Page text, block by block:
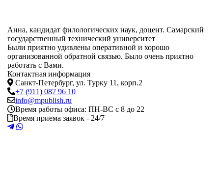
Анна, кандидат филологических наук, доцент. Самарский
государственный технический университет
Были приятно удивлены оперативной и хорошо
организованной обратной связью. Было очень приятно
работать с Вами.
Контактная информация
Санкт-Петербург, ул. Турку 11, корп.2
+7 (911) 087 96 10
info@mpublish.ru
Время работы офиса: ПН-ВС с 8 до 22
Время приема заявок - 24/7